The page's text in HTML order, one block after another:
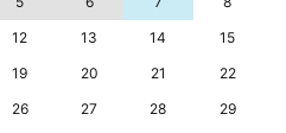
12 13 14
15
19 20 21
22
26 27 28
29